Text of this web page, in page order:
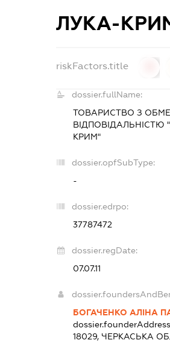
ЛУКА-
riskFactors.title
dossier.fullName:
ТОВАРИСТВО З
ВІДПОВІДАЛЬНІСТЮ
КРИМ"
dossier.opfSubType:
-
dossier.edrpo:
37787472
dossier.regDate:
07.07.11
БОГАЧЕНКО АЛІНА
dossier.founderAddress
18029, ЧЕРКАСЬКА